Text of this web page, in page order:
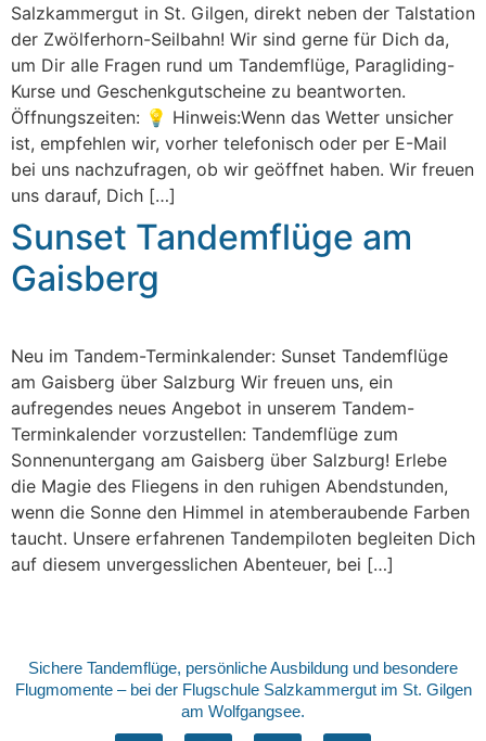
Salzkammergut in St. Gilgen, direkt neben der Talstation
der Zwölferhorn-Seilbahn! Wir sind gerne für Dich da,
um Dir alle Fragen rund um Tandemflüge, Paragliding-
Kurse und Geschenkgutscheine zu beantworten.
Öffnungszeiten: 💡 Hinweis:Wenn das Wetter unsicher
ist, empfehlen wir, vorher telefonisch oder per E-Mail
bei uns nachzufragen, ob wir geöffnet haben. Wir freuen
uns darauf, Dich […]
Sunset Tandemflüge am
Gaisberg
Neu im Tandem-Terminkalender: Sunset Tandemflüge
am Gaisberg über Salzburg Wir freuen uns, ein
aufregendes neues Angebot in unserem Tandem-
Terminkalender vorzustellen: Tandemflüge zum
Sonnenuntergang am Gaisberg über Salzburg! Erlebe
die Magie des Fliegens in den ruhigen Abendstunden,
wenn die Sonne den Himmel in atemberaubende Farben
taucht. Unsere erfahrenen Tandempiloten begleiten Dich
auf diesem unvergesslichen Abenteuer, bei […]
Sichere Tandemflüge, persönliche Ausbildung und besondere
Flugmomente – bei der Flugschule Salzkammergut im St. Gilgen
am Wolfgangsee.